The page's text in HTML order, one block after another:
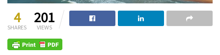
4
SHARES
201
VIEWS